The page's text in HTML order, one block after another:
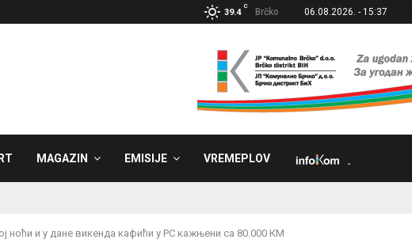
39.4
C
Brčko 06.08.2026. - 15:37
MAGAZIN EMISIJE VREMEPLOV
ноћи и у дане викенда кафићи у РС кажњени са 80.000 КМ